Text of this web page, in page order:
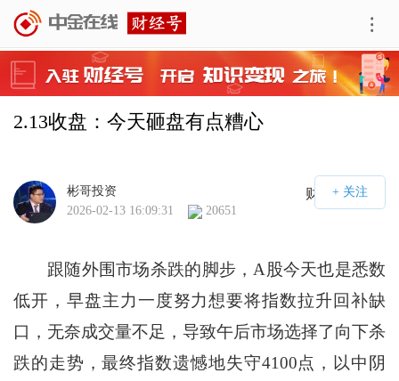
2.13收盘：今天砸盘有点糟心
财经号APP
彬哥投资
2026-02-13 16:09:31
20651
跟随外围市场杀跌的脚步，A股今天也是悉数
低开，早盘主力一度努力想要将指数拉升回补缺
口，无奈成交量不足，导致午后市场选择了向下杀
跌的走势，最终指数遗憾地失守4100点，以中阴